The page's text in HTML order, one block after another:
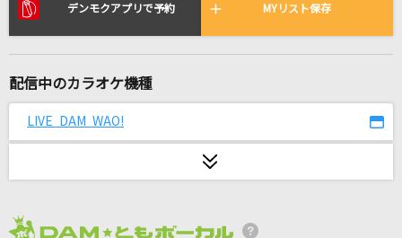
リアルタイムで歌われている曲の一覧
わたがし
[生音]いとしのエリー
デンモクアプリで予約 MYリスト保存
配信中のカラオケ機種
LIVE DAM WAO!